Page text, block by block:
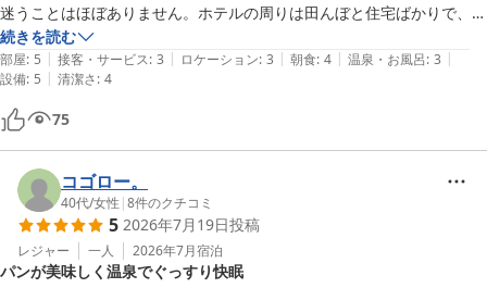
迷うことはほぼありません。ホテルの周りは田んぼと住宅ばかりで、ホ
テル以外高い建物がなくひときわ目立つのでわかりやすいです。
ホテルの向かい側にスーパーとドラッグストアがあり、近くにセブンイ
レブンもあるので、それほど不便ではありません。ただ、それ以外は特
に何もなく、飲食店も少ないので宿泊中外食をする場合は、注意が必要
です。
ホテルの部屋は開業1年未満なこともあり、綺麗で過ごしやすい作りに
なっていると思います。なお、部屋の天井は珪藻土を塗布してあるそう
です。
大浴場やランドリー、朝食会場の混雑状況が部屋設置のテレビで確認で
きるのが非常にありがたかったです。
朝食に関しては、種類は多くないけど野菜をふんだんに使った料理で、
続きを読む
部屋: 5 | 接客・サービス: 3 | ロケーション: 3 | 朝食: 4 | 温泉・お風呂: 3 |
設備: 5 | 清潔さ: 4
75
コゴロー。
40代/女性 |8件のクチコミ
5 2026年7月19日投稿
レジャー 一人 2026年7月宿泊
パンが美味しく温泉でぐっすり快眠